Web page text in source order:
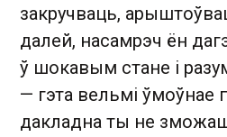
закручваць,
далей, насамрэч ён
ў шокавым стане і
— гэта вельмі ўмоўнае
дакладна ты не